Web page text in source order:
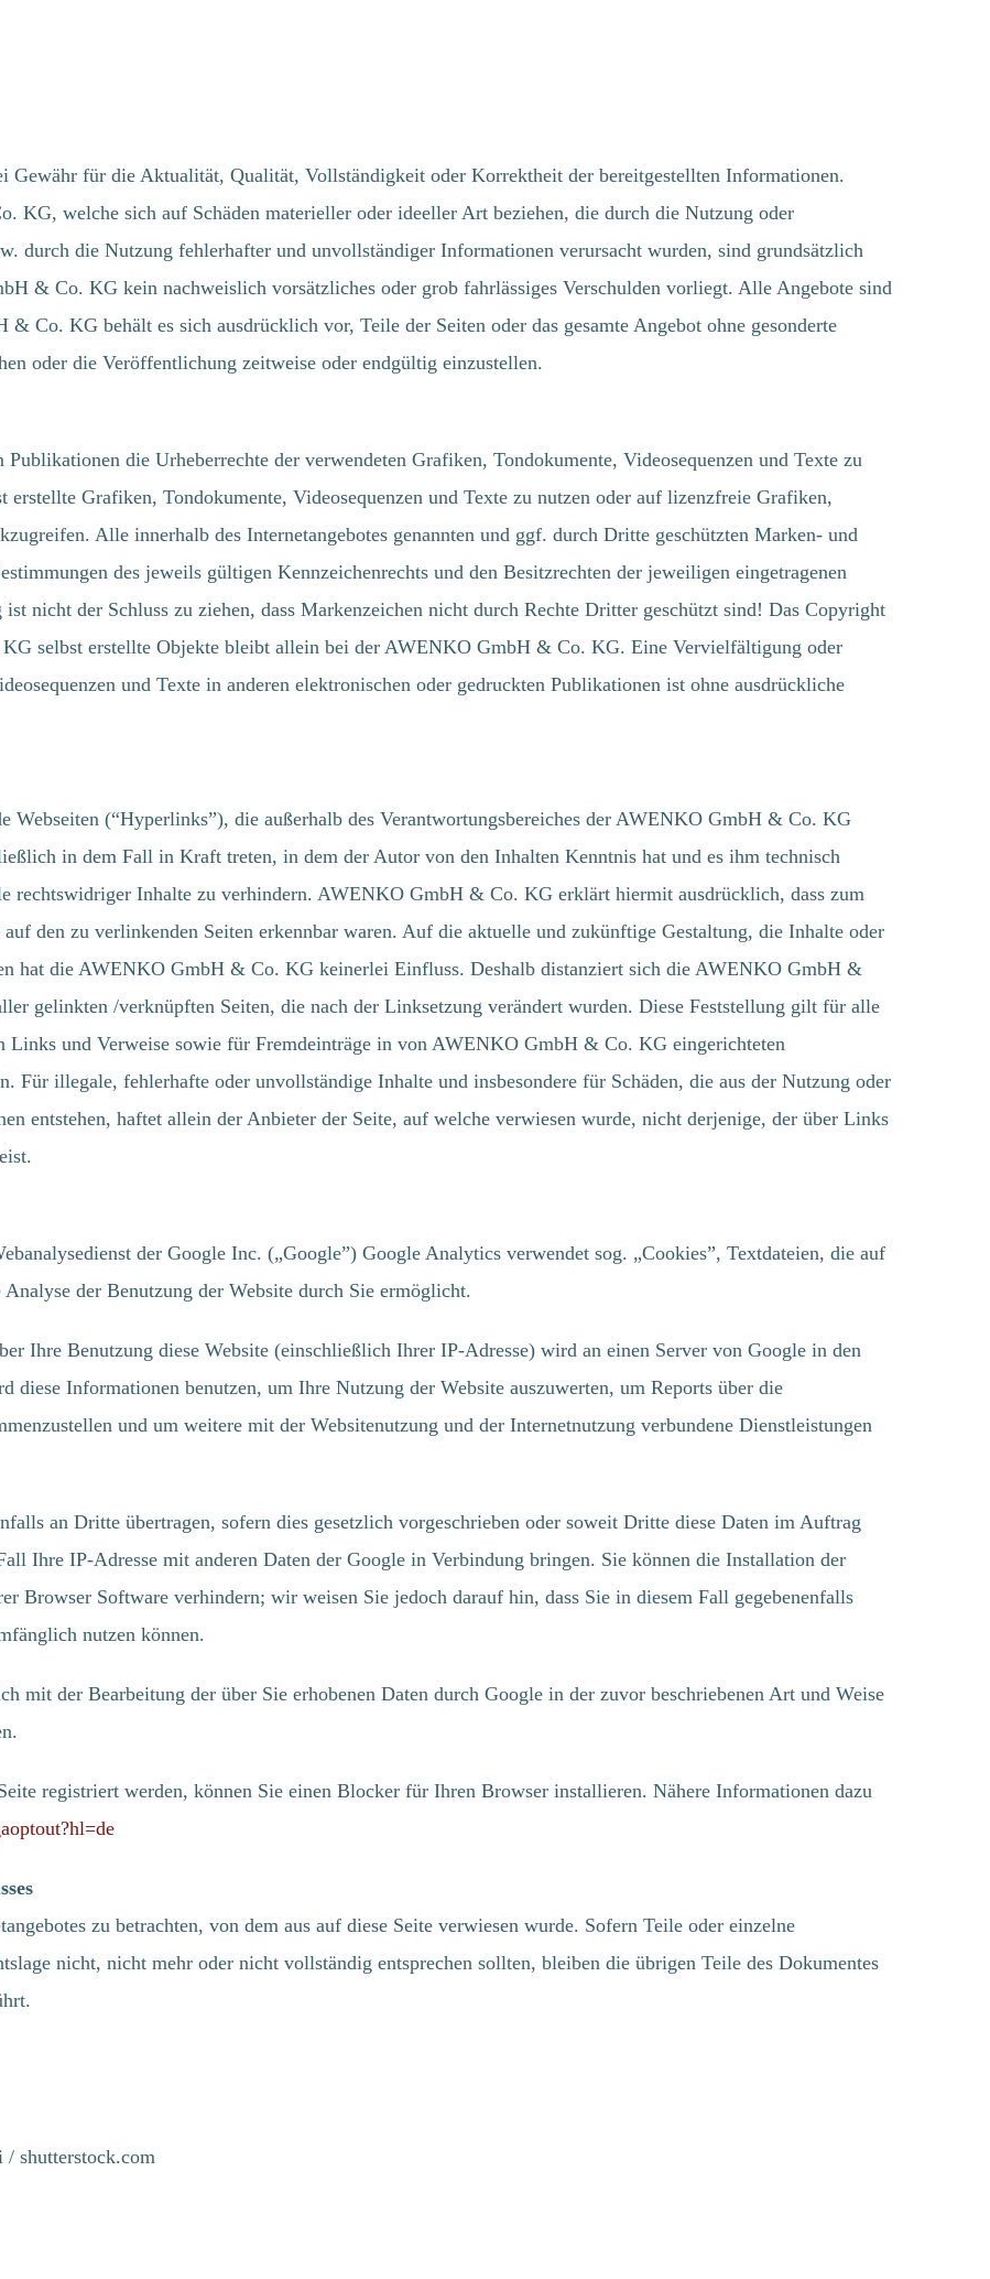
für die Aktualität, Qualität, Vollständigkeit oder Korrektheit der bereitgestellten Informationen.
KG, welche sich auf Schäden materieller oder ideeller Art beziehen, die durch die Nutzung oder
durch die Nutzung fehlerhafter und unvollständiger Informationen verursacht wurden, sind grundsätzlich
& Co. KG kein nachweislich vorsätzliches oder grob fahrlässiges Verschulden vorliegt. Alle Angebote sind
Co. KG behält es sich ausdrücklich vor, Teile der Seiten oder das gesamte Angebot ohne gesonderte
oder die Veröffentlichung zeitweise oder endgültig einzustellen.
die Urheberrechte der verwendeten Grafiken, Tondokumente, Videosequenzen und Texte zu
Grafiken, Tondokumente, Videosequenzen und Texte zu nutzen oder auf lizenzfreie Grafiken,
Alle innerhalb des Internetangebotes genannten und ggf. durch Dritte geschützten Marken- und
des jeweils gültigen Kennzeichenrechts und den Besitzrechten der jeweiligen eingetragenen
nicht der Schluss zu ziehen, dass Markenzeichen nicht durch Rechte Dritter geschützt sind! Das Copyright
selbst erstellte Objekte bleibt allein bei der AWENKO GmbH & Co. KG. Eine Vervielfältigung oder
und Texte in anderen elektronischen oder gedruckten Publikationen ist ohne ausdrückliche
Webseiten (“Hyperlinks”), die außerhalb des Verantwortungsbereiches der AWENKO GmbH & Co. KG
in dem Fall in Kraft treten, in dem der Autor von den Inhalten Kenntnis hat und es ihm technisch
rechtswidriger Inhalte zu verhindern. AWENKO GmbH & Co. KG erklärt hiermit ausdrücklich, dass zum
den zu verlinkenden Seiten erkennbar waren. Auf die aktuelle und zukünftige Gestaltung, die Inhalte oder
hat die AWENKO GmbH & Co. KG keinerlei Einfluss. Deshalb distanziert sich die AWENKO GmbH &
gelinkten /verknüpften Seiten, die nach der Linksetzung verändert wurden. Diese Feststellung gilt für alle
Links und Verweise sowie für Fremdeinträge in von AWENKO GmbH & Co. KG eingerichteten
Für illegale, fehlerhafte oder unvollständige Inhalte und insbesondere für Schäden, die aus der Nutzung oder
entstehen, haftet allein der Anbieter der Seite, auf welche verwiesen wurde, nicht derjenige, der über Links
der Google Inc. („Google”) Google Analytics verwendet sog. „Cookies”, Textdateien, die auf
der Benutzung der Website durch Sie ermöglicht.
Ihre Benutzung diese Website (einschließlich Ihrer IP-Adresse) wird an einen Server von Google in den
diese Informationen benutzen, um Ihre Nutzung der Website auszuwerten, um Reports über die
und um weitere mit der Websitenutzung und der Internetnutzung verbundene Dienstleistungen
an Dritte übertragen, sofern dies gesetzlich vorgeschrieben oder soweit Dritte diese Daten im Auftrag
Ihre IP-Adresse mit anderen Daten der Google in Verbindung bringen. Sie können die Installation der
Browser Software verhindern; wir weisen Sie jedoch darauf hin, dass Sie in diesem Fall gegebenenfalls
nutzen können.
mit der Bearbeitung der über Sie erhobenen Daten durch Google in der zuvor beschriebenen Art und Weise
registriert werden, können Sie einen Blocker für Ihren Browser installieren. Nähere Informationen dazu
zu betrachten, von dem aus auf diese Seite verwiesen wurde. Sofern Teile oder einzelne
nicht, nicht mehr oder nicht vollständig entsprechen sollten, bleiben die übrigen Teile des Dokumentes
/ shutterstock.com
SIE
bei Ihnen vor Ort
stattfinden. Nutzen
Möglichkeit, um uns
zu
LASSEN SIE UNS
SPRECHEN
KONTAKTDATEN
AWENKO GmbH & Co. KG
49393 Lohne
Telefon:
+49(0) 4442 / 80 82 80
SOCIAL MEDIA